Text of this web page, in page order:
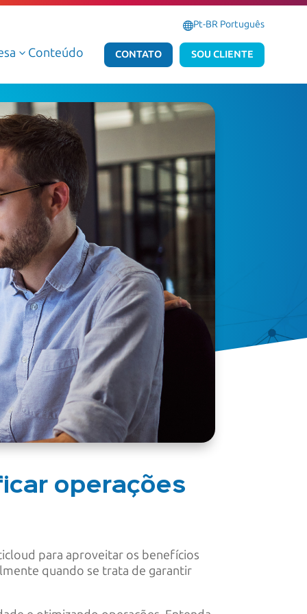
Pt-BR Português
Serviços Gerenciados de Dados e IA
Serviços Profissionais de Dados e IA
Dados e IA AWS
Dados e IA Azure
Atlas Dedalus
3 Conteúdo CONTATO SOU CLIENTE
operações
para aproveitar os benefícios
quando se trata de garantir